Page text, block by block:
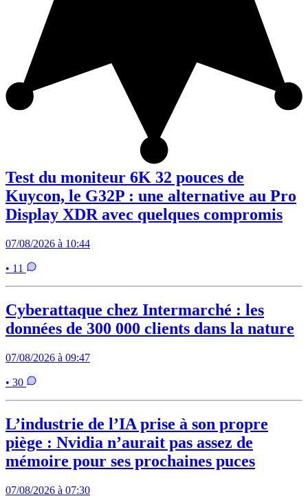
Test du moniteur 6K 32 pouces de
Kuycon, le G32P : une alternative au Pro
Display XDR avec quelques compromis
07/08/2026 à 10:44
• 11
Cyberattaque chez Intermarché : les
données de 300 000 clients dans la nature
07/08/2026 à 09:47
• 30
L’industrie de l’IA prise à son propre
piège : Nvidia n’aurait pas assez de
mémoire pour ses prochaines puces
07/08/2026 à 07:30